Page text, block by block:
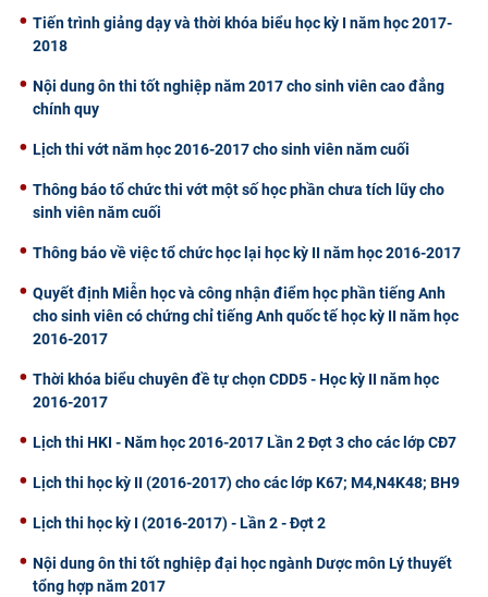
Tiến trình giảng dạy và thời khóa biểu học kỳ I năm học 2017-
2018
Nội dung ôn thi tốt nghiệp năm 2017 cho sinh viên cao đẳng
chính quy
Lịch thi vớt năm học 2016-2017 cho sinh viên năm cuối
Thông báo tổ chức thi vớt một số học phần chưa tích lũy cho
sinh viên năm cuối
Thông báo về việc tổ chức học lại học kỳ II năm học 2016-2017
Quyết định Miễn học và công nhận điểm học phần tiếng Anh
cho sinh viên có chứng chỉ tiếng Anh quốc tế học kỳ II năm học
2016-2017
Thời khóa biểu chuyên đề tự chọn CDD5 - Học kỳ II năm học
2016-2017
Lịch thi HKI - Năm học 2016-2017 Lần 2 Đợt 3 cho các lớp CĐ7
Lịch thi học kỳ II (2016-2017) cho các lớp K67; M4,N4K48; BH9
Lịch thi học kỳ I (2016-2017) - Lần 2 - Đợt 2
Nội dung ôn thi tốt nghiệp đại học ngành Dược môn Lý thuyết
tổng hợp năm 2017